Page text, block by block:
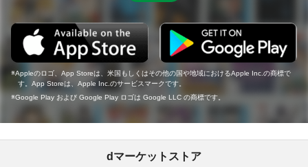
Appleのロゴ、App Storeは、米国もしくはその他の国や地域におけるApple Inc.の商標で
す。App Storeは、Apple Inc.のサービスマークです。
Google Play および Google Play ロゴは Google LLC の商標です。
dマーケットストア